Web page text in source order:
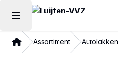
Hoofdmenu openen
ThuisAssortiment Autolakken